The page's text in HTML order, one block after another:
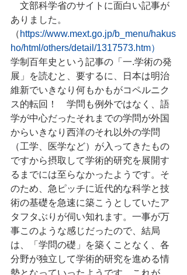
文部科学省のサイトに面白い記事が
ありました。
（ https://www.mext.go.jp/b_menu/hakus
ho/html/others/detail/1317573.htm）
学制百年史という記事の「一.学術の発
展」を読むと、要するに、日本は明治
維新でいきなり何もかもがコペルニク
ス的転回！　学問も例外ではなく、語
学が中心だったそれまでの学問が外国
からいきなり西洋のそれ以外の学問
（工学、医学など）が入ってきたもの
ですから摂取して学術的研究を展開す
るまでには至らなかったようです。そ
のため、急ピッチに近代的な科学と技
術の基礎を急速に築こうとしていたア
タフタぶりが伺い知れます。一事が万
事このような感じだったので、結局
は、「学問の礎」を築くことなく、各
分野が独立して学術的研究を進める情